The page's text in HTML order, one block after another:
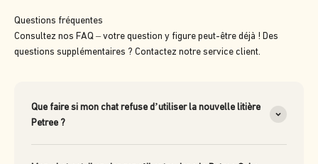
Questions fréquentes
Consultez nos FAQ – votre question y figure peut-être déjà ! Des
questions supplémentaires ? Contactez notre service client.
Que faire si mon chat refuse d’utiliser la nouvelle litière
Petree ?